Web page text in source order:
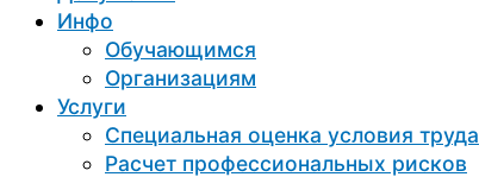
Инфо
Обучающимся
Организациям
Услуги
Специальная оценка условия труда
Расчет профессиональных рисков